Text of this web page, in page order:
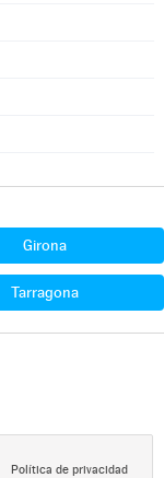
Girona
Tarragona
Política de privacidad